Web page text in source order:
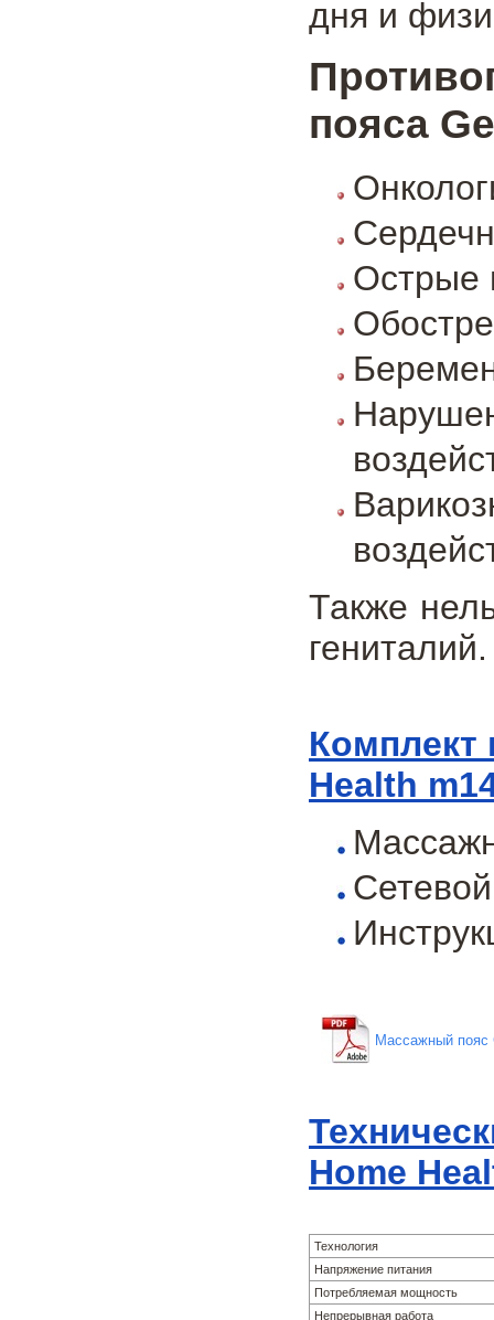
дня и
пояса
Острые
Также
гениталий.
Комплект
Health
Массажный пояс
Home
Технология
Напряжение питания
Потребляемая мощность
Непрерывная работа